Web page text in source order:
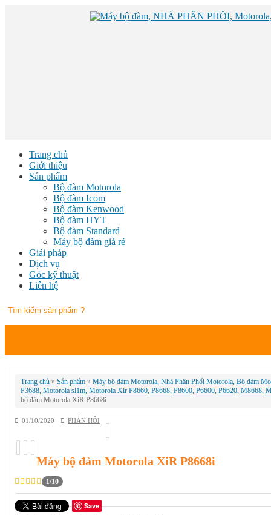
Trang chủ
Giới thiệu
Sản phẩm
Bộ đàm Motorola
Bộ đàm Icom
Bộ đàm Kenwood
Bộ đàm HYT
Bộ đàm Standard
Máy bộ đàm giá rẻ
Giải pháp
Dịch vụ
Góc kỹ thuật
Liên hệ
Trang chủ » Sản phẩm » Máy bộ đàm Motorola, Nhà Phân Phối Motorola, Bộ đàm
P3688, Motorola sl1m, Motorola Xir P8660, P8668, P8600, P6600, P6620,
bộ đàm Motorola XiR P8668i
01/10/2020 PHẢN HỒI
Máy bộ đàm Motorola XiR P8668i
1/10
Save